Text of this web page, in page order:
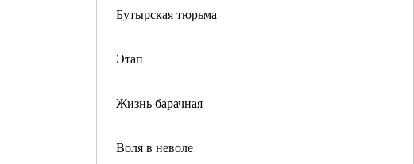
Бутырская тюрьма
Этап
Жизнь барачная
Воля в неволе